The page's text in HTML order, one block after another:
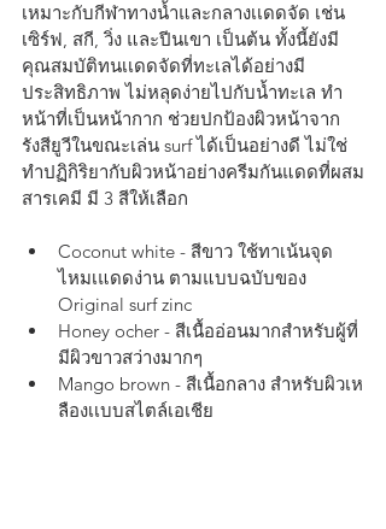
เหมาะกับกีฬาทางน้ำและกลางเเดดจัด เช่น
เซิร์ฟ, สกี, วิ่ง และปีนเขา เป็นต้น ทั้งนี้ยังมี
คุณสมบัติทนเเดดจัดที่ทะเลได้อย่างมี
ประสิทธิภาพ ไม่หลุดง่ายไปกับน้ำทะเล ทำ
หน้าที่เป็นหน้ากาก ช่วยปกป้องผิวหน้าจาก
รังสียูวีในขณะเล่น surf ได้เป็นอย่างดี ไม่ใช่
ทำปฏิกิริยากับผิวหน้าอย่างครีมกันแดดที่ผสม
สารเคมี มี 3 สีให้เลือก
Coconut white - สีขาว ใช้ทาเน้นจุด
ไหมเแดดง่าน ตามแบบฉบับของ
Original surf zinc
Honey ocher - สีเนื้ออ่อนมากสำหรับผู้ที่
มีผิวขาวสว่างมากๆ
Mango brown - สีเนื้อกลาง สำหรับผิวเห
ลืองเเบบสไตล์เอเชีย